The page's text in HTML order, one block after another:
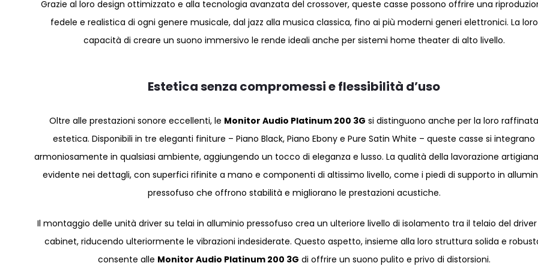
Grazie al loro design ottimizzato e alla tecnologia avanzata del crossover, queste casse possono offrire una
fedele e realistica di ogni genere musicale, dal jazz alla musica classica, fino ai più moderni generi elettronici. La loro
capacità di creare un suono immersivo le rende ideali anche per sistemi home theater di alto livello.
Estetica senza compromessi e flessibilità d’uso
Oltre alle prestazioni sonore eccellenti, le Monitor Audio Platinum 200 3G si distinguono anche per la loro raffinata
estetica. Disponibili in tre eleganti finiture – Piano Black, Piano Ebony e Pure Satin White – queste casse si integrano
armoniosamente in qualsiasi ambiente, aggiungendo un tocco di eleganza e lusso. La qualità della lavorazione
evidente nei dettagli, con superfici rifinite a mano e componenti di altissimo livello, come i piedi di supporto in
pressofuso che offrono stabilità e migliorano le prestazioni acustiche.
Il montaggio delle unità driver su telai in alluminio pressofuso crea un ulteriore livello di isolamento tra il telaio del driver
cabinet, riducendo ulteriormente le vibrazioni indesiderate. Questo aspetto, insieme alla loro struttura solida e
consente alle Monitor Audio Platinum 200 3G di offrire un suono pulito e privo di distorsioni.